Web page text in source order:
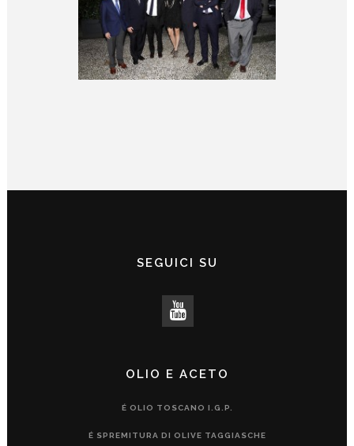
SEGUICI SU
OLIO E ACETO
É OLIO TOSCANO I.G.P.
É SPREMITURA DI OLIVE TAGGIASCHE